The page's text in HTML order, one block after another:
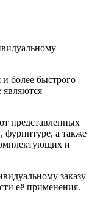
более быстрого
являются
представленных
фурнитуре, а также
и
заказу
её применения.